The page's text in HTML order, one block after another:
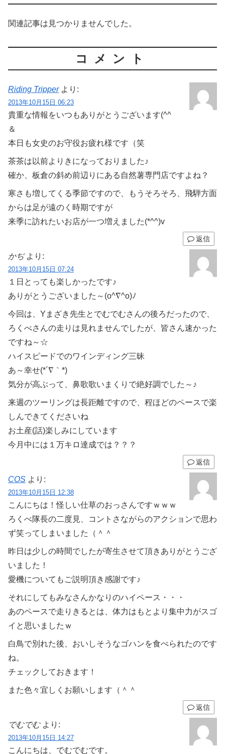
関連記事は見つかりませんでした。
コメント
Riding Tripper より:
2013年10月15日 06:23
貴重な情報をいつもありがとうございます(^^
＆
本日も女史のお守役お疲れ様です（笑
茶茶は以前よりきになっておりました♪
確か、板倉の斜め前辺りにある自然薯専門店ですよね？
寒さも増してくる季節ですので、もうそろそろ、飛騨方面
からは足が遠のく時期ですが
来季に訪れたいお店が一つ増えました(*^^)v
返信
かぢ より:
2013年10月15日 07:24
１日とっても楽しかったです♪
ありがとうございました～(o^∇^o)ﾉ
今回は、Yまざき先生とでむでむさんの後ろだったので、
ろくべさんの走りは見れませんでしたが、皆さん速かった
ですね～☆
ハイスピードでのワインディング三昧
あ～幸せ(*´∇｀*)
気分が高ぶって、鼻歌歌いまくりで絶好調でした～♪
来週のツーリングは長距離ですので、程ほどのペースで楽
しんできてくださいね
お土産(話)楽しみにしています
今月中には１万キロ達成では？？？
返信
COS より:
2013年10月15日 12:38
こんにちは！怪しい仕草のおっさんですｗｗｗ
ろくべ隊長の二度見、コントさながらのアクションで思わ
ず笑ってしまいました（＾＾
昨日は少しの時間でしたが寄生させて頂きありがとうござ
いました！
愛機についてもご説明頂き感謝です♪
それにしてもみなさんかなりのハイペース・・・
あのペースで走りきるとは、体力はもとより集中力がスゴ
イと思いましたｗ
白鳥で別れた後、おいしそうなゴハンを食べられたのです
ね。
チェックしておきます！
また色々宜しくお願いします（＾＾
返信
でむでむ より:
2013年10月15日 14:27
こんにちは、でむでむです。